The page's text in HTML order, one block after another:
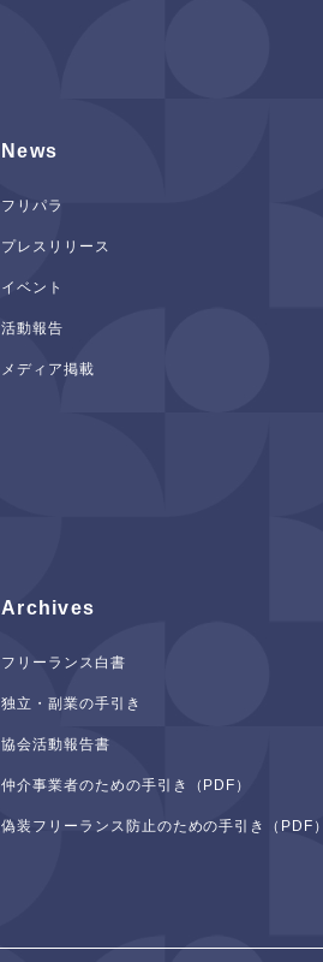
News
フリパラ
プレスリリース
イベント
活動報告
メディア掲載
Archives
フリーランス白書
独立・副業の手引き
協会活動報告書
仲介事業者のための手引き（PDF）
偽装フリーランス防止のための手引き（PDF）